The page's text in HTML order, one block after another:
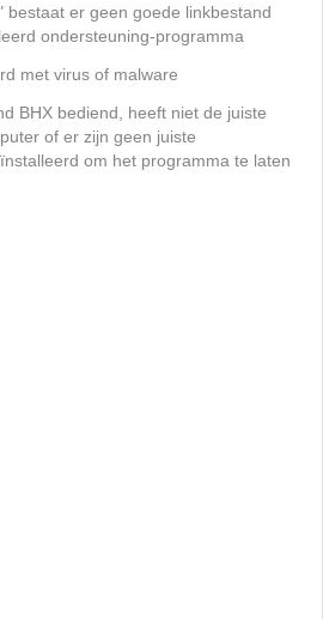
bestaat er geen goede linkbestand
ondersteuning-programma
met virus of malware
BHX bediend, heeft niet de juiste
of er zijn geen juiste
om het programma te laten